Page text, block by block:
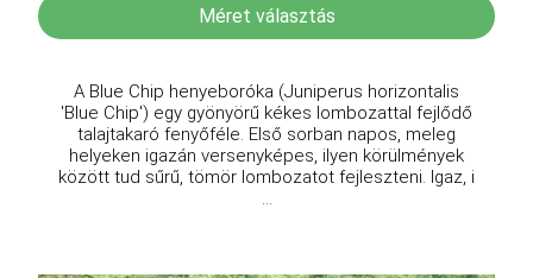
Méret választás
A Blue Chip henyeboróka (Juniperus horizontalis
'Blue Chip') egy gyönyörű kékes lombozattal fejlődő
talajtakaró fenyőféle. Első sorban napos, meleg
helyeken igazán versenyképes, ilyen körülmények
között tud sűrű, tömör lombozatot fejleszteni. Igaz, i
...